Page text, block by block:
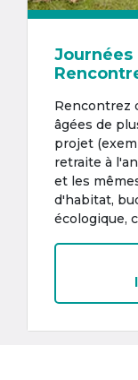
Rencontrez
âgées de
projet
retraite à
et les
d'habitat,
écologique,